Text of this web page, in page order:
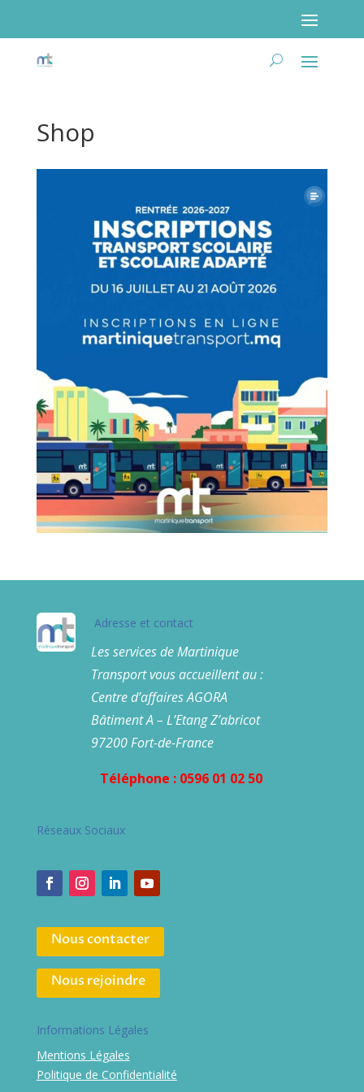
Shop
Adresse et contact
Les services de Martinique
Transport vous accueillent au :
Centre d’affaires AGORA
Bâtiment A – L’Etang Z’abricot
97200 Fort-de-France
Téléphone : 0596 01 02 50
Réseaux Sociaux
Nous contacter
Nous rejoindre
Informations Légales
Mentions Légales
Politique de Confidentialité